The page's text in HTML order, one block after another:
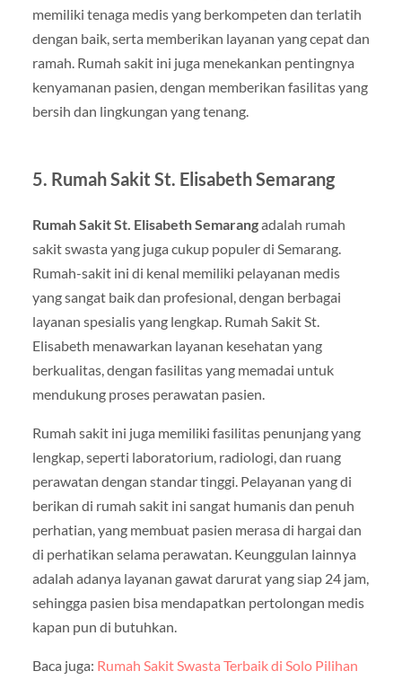
memiliki tenaga medis yang berkompeten dan terlatih
dengan baik, serta memberikan layanan yang cepat dan
ramah. Rumah sakit ini juga menekankan pentingnya
kenyamanan pasien, dengan memberikan fasilitas yang
bersih dan lingkungan yang tenang.
5. Rumah Sakit St. Elisabeth Semarang
Rumah Sakit St. Elisabeth Semarangadalah rumah
sakit swasta yang juga cukup populer di Semarang.
Rumah-sakit ini di kenal memiliki pelayanan medis
yang sangat baik dan profesional, dengan berbagai
layanan spesialis yang lengkap. Rumah Sakit St.
Elisabeth menawarkan layanan kesehatan yang
berkualitas, dengan fasilitas yang memadai untuk
mendukung proses perawatan pasien.
Rumah sakit ini juga memiliki fasilitas penunjang yang
lengkap, seperti laboratorium, radiologi, dan ruang
perawatan dengan standar tinggi. Pelayanan yang di
berikan di rumah sakit ini sangat humanis dan penuh
perhatian, yang membuat pasien merasa di hargai dan
di perhatikan selama perawatan. Keunggulan lainnya
adalah adanya layanan gawat darurat yang siap 24 jam,
sehingga pasien bisa mendapatkan pertolongan medis
kapan pun di butuhkan.
Baca juga: Rumah Sakit Swasta Terbaik di Solo Pilihan